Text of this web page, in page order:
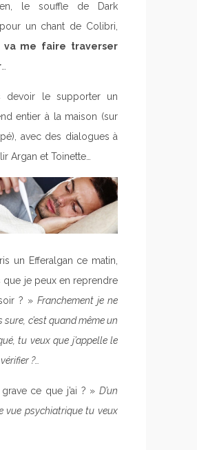
le souffle de Dark
un chant de Colibri,
va me faire traverser
…
devoir le supporter un
entier à la maison (sur
avec des dialogues à
Argan et Toinette…
un Efferalgan ce matin,
que je peux en reprendre
? » Franchement je ne
sure, c’est quand même un
tu veux que j’appelle le
?…
grave ce que j’ai ? » D’un
vue psychiatrique tu veux